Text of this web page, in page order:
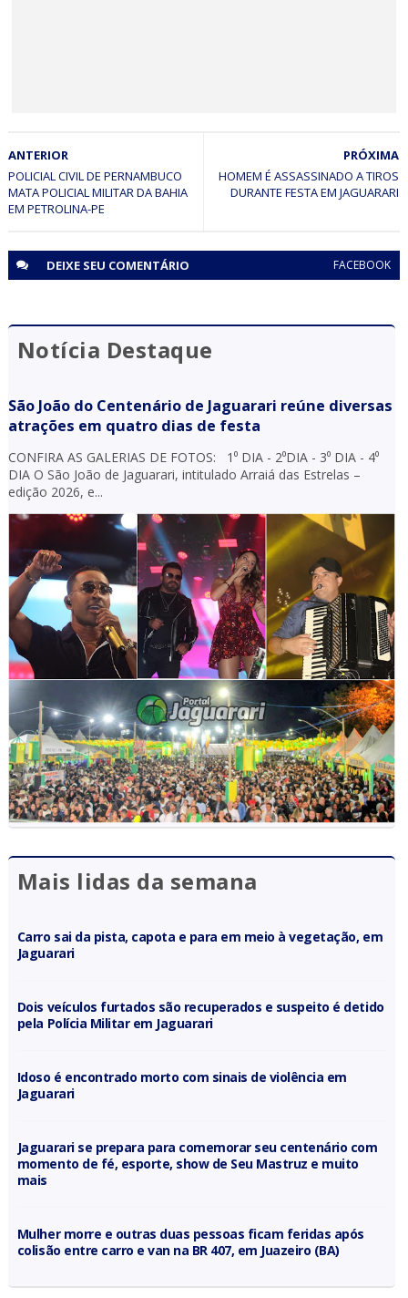
CONFIRA A GALERIA DE FOTOS DO SÃO JOÃO 2014 DE
JAGUARARI
PRÓXIMA
HOMEM É ASSASSINADO A TIROS
DURANTE FESTA EM JAGUARARI
ANTERIOR
POLICIAL CIVIL DE PERNAMBUCO
MATA POLICIAL MILITAR DA BAHIA
EM PETROLINA-PE
DEIXE SEU COMENTÁRIO FACEBOOK
Notícia Destaque
São João do Centenário de Jaguarari reúne diversas
atrações em quatro dias de festa
CONFIRA AS GALERIAS DE FOTOS: 1⁰ DIA - 2⁰DIA - 3⁰ DIA - 4⁰
DIA O São João de Jaguarari, intitulado Arraiá das Estrelas –
edição 2026, e...
Mais lidas da semana
Carro sai da pista, capota e para em meio à vegetação, em
Jaguarari
Dois veículos furtados são recuperados e suspeito é detido
pela Polícia Militar em Jaguarari
Idoso é encontrado morto com sinais de violência em
Jaguarari
Jaguarari se prepara para comemorar seu centenário com
momento de fé, esporte, show de Seu Mastruz e muito
mais
Mulher morre e outras duas pessoas ficam feridas após
colisão entre carro e van na BR 407, em Juazeiro (BA)